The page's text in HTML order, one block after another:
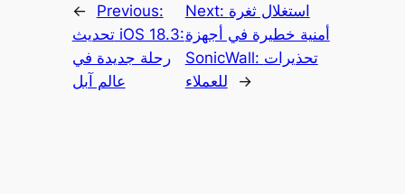
←
Previous:
تحديث iOS 18.3:
رحلة جديدة في
عالم آبل
Next: استغلال ثغرة
أمنية خطيرة في أجهزة
SonicWall: تحذيرات
للعملاء
→